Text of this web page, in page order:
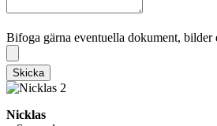
Bifoga gärna eventuella dokument, bilder
Skicka
Nicklas